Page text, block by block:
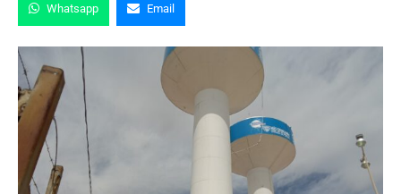
Whatsapp Email